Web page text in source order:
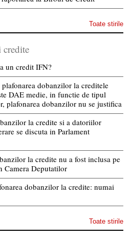
Toate stirile
credite
un credit IFN?
dobanzilor la creditele
DAE medie, in functie de tipul
plafonarea dobanzilor nu se justifica
la credite si a datoriilor
se discuta in Parlament
la credite nu a fost inclusa pe
Camera Deputatilor
dobanzilor la credite: numai
Toate stirile